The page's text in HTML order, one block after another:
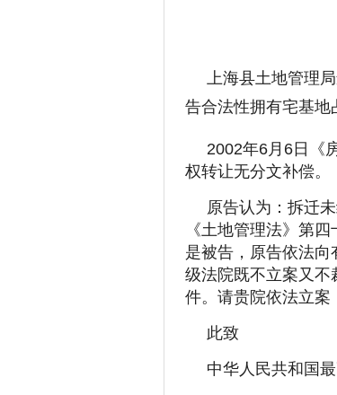
上海县土地管理
告合法性拥有宅基地
2002年6月6日《
权转让无分文补偿。
原告认为：拆迁
《土地管理法》第
是被告，原告依法
级法院既不立案又不
件。请贵院依法立案
此致
中华人民共和国